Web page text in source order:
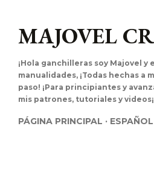
MAJOVEL
¡Hola ganchilleras soy Majovel
manualidades, ¡Todas hechas a
paso! ¡Para principiantes y
mis patrones, tutoriales y
PÁGINA PRINCIPAL ESPAÑOL